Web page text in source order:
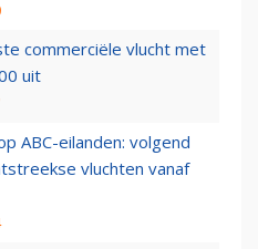
commerciële vlucht met
uit
ABC-eilanden: volgend
vluchten vanaf